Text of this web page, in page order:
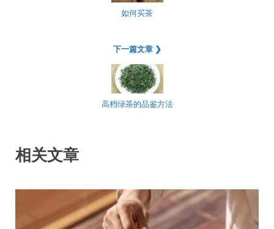
如何买茶
下一篇文章 ❯
高档绿茶的品鉴方法
相关文章